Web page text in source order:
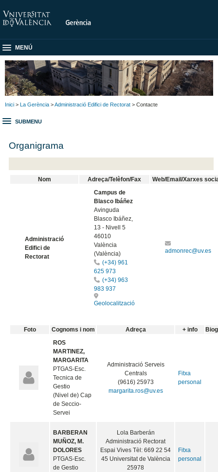
MENÚ
Inici > La Gerència >Administració Edifici de Rectorat > Contacte
SUBMENU
Organigrama
Nom Adreça/Telèfon/Fax Web/Email/Xarxes
Administració
Edifici de
Rectorat
Campus de
Blasco Ibáñez
Avinguda
Blasco Ibáñez,
13 - Nivell 5
46010
València
(València)
(+34) 961
625 973
(+34) 963
983 937
Geolocalització
admonrec@uv.es
Foto Cognoms i nom Adreça + info
ROS
MARTINEZ,
MARGARITA
PTGAS-Esc.
Tecnica de
Gestio
(Nivel de) Cap
de Seccio-
Servei
Administració Serveis
Centrals
(9616) 25973
margarita.ros@uv.es
Fitxa
personal
BARBERAN
MUÑOZ, M.
DOLORES
PTGAS-Esc.
de Gestio
Lola Barberán
Administració Rectorat
Espai Vives Tèl: 669 22 54
45 Universitat de València
25978
Fitxa
personal